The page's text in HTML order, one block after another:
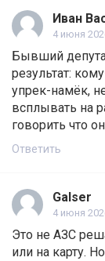
Иван
4 июня
Бывший
результат:
упрек-намёк,
всплывать на
говорить что
Ответить
Galser
4 июня
Это не АЗС
или на карту.